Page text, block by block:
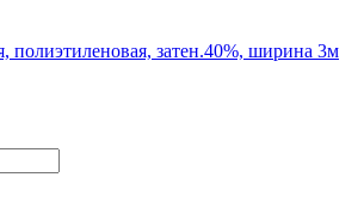
полиэтиленовая, затен.40%, ширина 3м